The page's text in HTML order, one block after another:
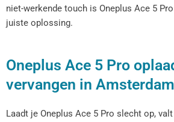
niet-werkende touch is Oneplus Ace 5
juiste oplossing.
Oneplus Ace 5 Pro
vervangen in Amsterdam
Laadt je Oneplus Ace 5 Pro slecht op,